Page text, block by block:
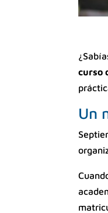
curso
Un